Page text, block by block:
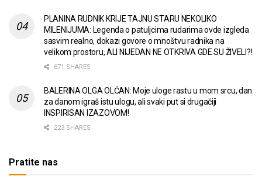
PLANINA RUDNIK KRIJE TAJNU STARU NEKOLIKO
MILENIJUMA: Legenda o patuljcima rudarima ovde izgleda
sasvim realno, dokazi govore o mnoštvu radnika na
velikom prostoru, ALI NIJEDAN NE OTKRIVA GDE SU ŽIVELI?!
671 SHARES
BALERINA OLGA OLĆAN: Moje uloge rastu u mom srcu, dan
za danom igraš istu ulogu, ali svaki put si drugačiji
INSPIRISAN IZAZOVOM!
223 SHARES
Pratite nas